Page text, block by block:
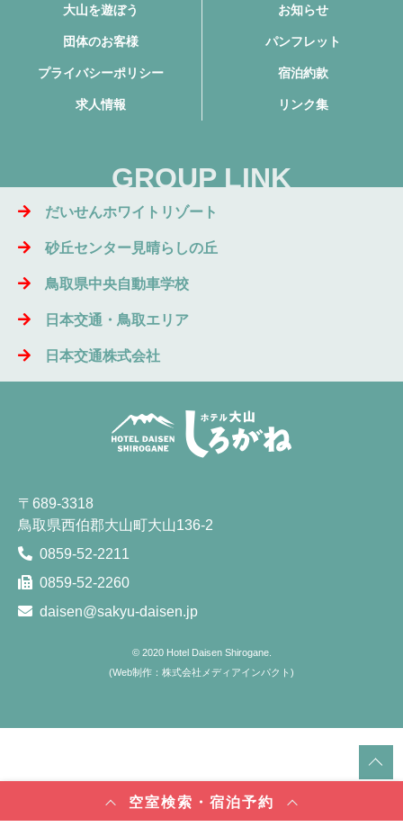
空室検索・宿泊予約
大山を遊ぼう お知らせ
団体のお客様 パンフレット
プライバシーポリシー 宿泊約款
求人情報 リンク集
GROUP LINK
だいせんホワイトリゾート
砂丘センター見晴らしの丘
鳥取県中央自動車学校
日本交通・鳥取エリア
日本交通株式会社
〒689-3318
鳥取県西伯郡大山町大山136-2
0859-52-2211
0859-52-2260
daisen@sakyu-daisen.jp
© 2020 Hotel Daisen Shirogane.
(Web制作：株式会社メディアインパクト )